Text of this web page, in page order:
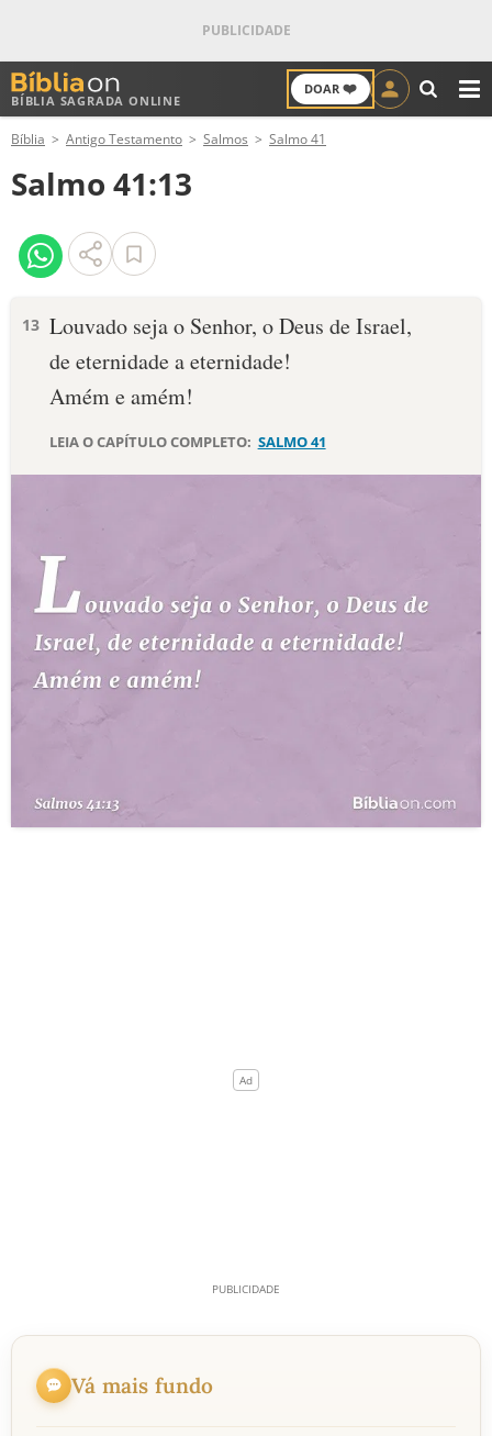
BÍBLIA SAGRADA ONLINE
DOAR ❤️
ANTIGO TESTAMENTO
NOVO TESTAMENTO
VERSÍCULOS
PALAVRA DO DIA
DEVOCIONAL DIÁRIO
ESTUDOS BÍBLICOS
ESBOÇOS DE PREGAÇÃO
TERMO BÍBLICO
Bíblia Antigo Testamento Salmos Salmo 41
Salmo 41:13
13 Louvado seja o Senhor, o Deus de Israel,
de eternidade a eternidade!
Amém e amém!
LEIA O CAPÍTULO COMPLETO: SALMO 41
Vá mais fundo